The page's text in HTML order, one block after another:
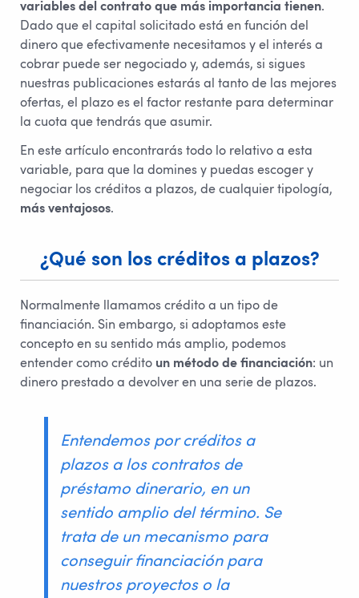
variables del contrato que más importancia tienen.
Dado que el capital solicitado está en función del
dinero que efectivamente necesitamos y el interés a
cobrar puede ser negociado y, además, si sigues
nuestras publicaciones estarás al tanto de las mejores
ofertas, el plazo es el factor restante para determinar
la cuota que tendrás que asumir.
En este artículo encontrarás todo lo relativo a esta
variable, para que la domines y puedas escoger y
negociar los créditos a plazos, de cualquier tipología,
más ventajosos.
¿Qué son los créditos a plazos?
Normalmente llamamos crédito a un tipo de
financiación. Sin embargo, si adoptamos este
concepto en su sentido más amplio, podemos
entender como crédito un método de financiación: un
dinero prestado a devolver en una serie de plazos.
Entendemos por créditos a
plazos a los contratos de
préstamo dinerario, en un
sentido amplio del término. Se
trata de un mecanismo para
conseguir financiación para
nuestros proyectos o la